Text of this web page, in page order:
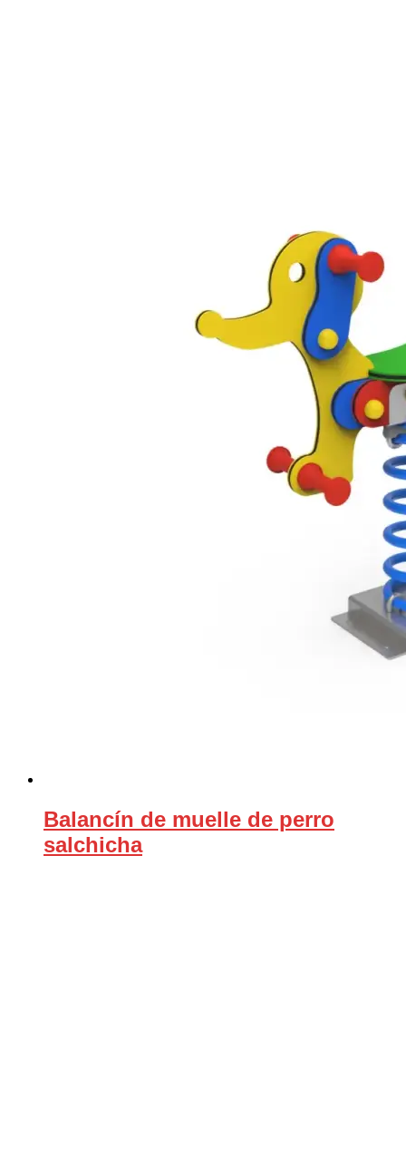
Balancín de muelle de perro
salchicha